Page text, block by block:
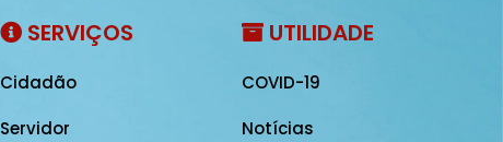
SERVIÇOS
Cidadão
Servidor
UTILIDADE
COVID-19
Notícias